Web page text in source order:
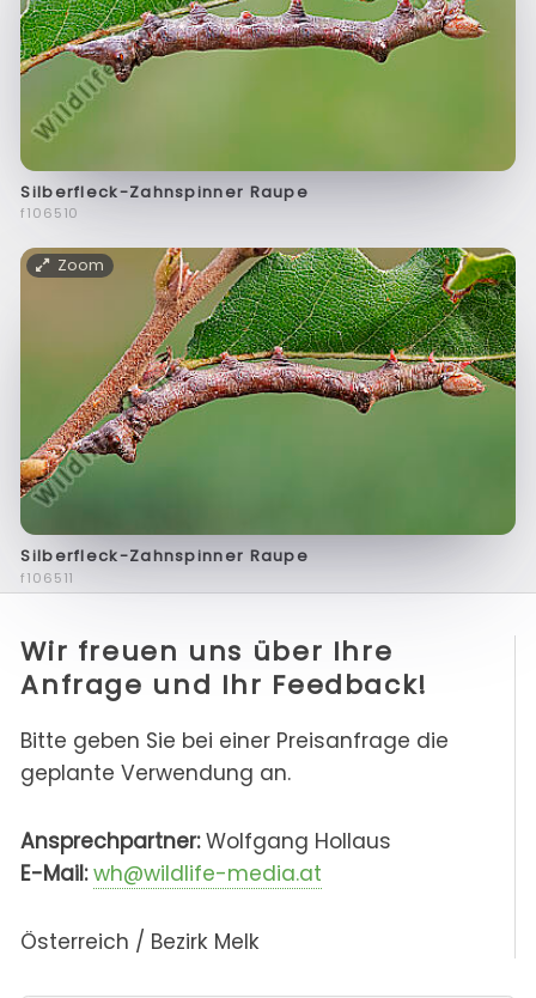
Silberfleck-Zahnspinner Raupe
f106510
Zoom
Silberfleck-Zahnspinner Raupe
f106511
Wir freuen uns über Ihre
Anfrage und Ihr Feedback!
Bitte geben Sie bei einer Preisanfrage die
geplante Verwendung an.
Ansprechpartner:Wolfgang Hollaus
E-Mail: wh@wildlife-media.at
Österreich / Bezirk Melk